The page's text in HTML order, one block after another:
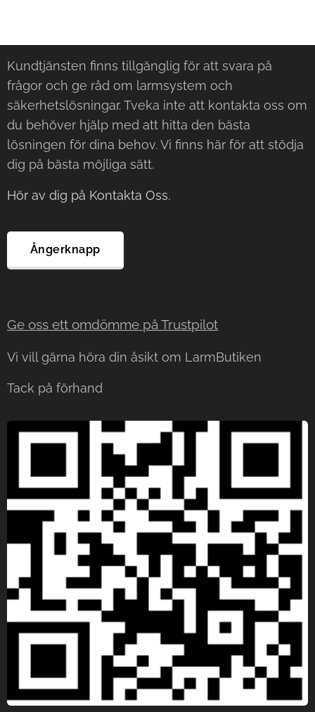
Kundtjänsten finns tillgänglig för att svara på
frågor och ge råd om larmsystem och
säkerhetslösningar. Tveka inte att kontakta oss om
du behöver hjälp med att hitta den bästa
lösningen för dina behov. Vi finns här för att stödja
dig på bästa möjliga sätt.
Hör av dig på Kontakta Oss.
Ångerknapp
Ge oss ett omdömme på Trustpilot
Vi vill gärna höra din åsikt om LarmButiken
Tack på förhand